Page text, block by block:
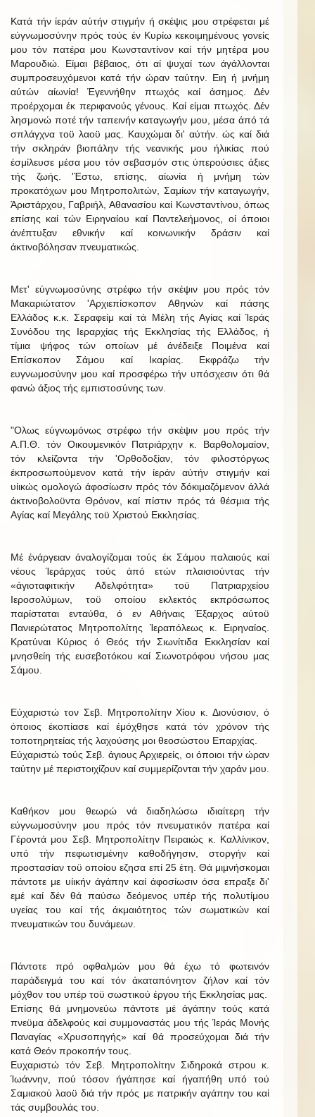
Κατά τήν ίεράν αύτήν στιγμήν ή σκέψις μου στρέφεται μέ
εύγνωμοσύνην πρός τούς έν Κυρίω κεκοιμημένους γονείς
μου τόν πατέρα μου Κωνσταντίνον καί τήν μητέρα μου
Μαρουδιώ. Είμαι βέβαιος, ότι αί ψυχαί των άγάλλονται
συμπροσευχόμενοι κατά τήν ώραν ταύτην. Ειη ή μνήμη
αύτών αίωνία! Έγεννήθην πτωχός καί άσημος. Δέν
προέρχομαι έκ περιφανούς γένους. Καί είμαι πτωχός. Δέν
λησμονώ ποτέ τήν ταπεινήν καταγωγήν μου, μέσα άπό τά
σπλάγχνα τοϋ λαοϋ μας. Καυχώμαι δι' αύτήν. ώς καί διά
τήν σκληράν βιοπάλην τής νεανικής μου ήλικίας πού
έσμίλευσε μέσα μου τόν σεβασμόν στις ύπερούσιες άξιες
τής ζωής. 'Έστω, επίσης, αίωνία ή μνήμη τών
προκατόχων μου Μητροπολιτών, Σαμίων τήν καταγωγήν,
Άριστάρχου, Γαβριήλ, Αθανασίου καί Κωνσταντίνου, όπως
επίσης καί τών Ειρηναίου καί Παντελεήμονος, οί όποιοι
άνέπτυξαν εθνικήν καί κοινωνικήν δράσιν καί
άκτινοβόλησαν πνευματικώς.
Μετ' εύγνωμοσύνης στρέφω τήν σκέψιν μου πρός τόν
Μακαριώτατον 'Αρχιεπίσκοπον Αθηνών καί πάσης
Ελλάδος κ.κ. Σεραφείμ καί τά Μέλη τής Αγίας καί Ίεράς
Συνόδου της Ιεραρχίας τής Εκκλησίας τής Ελλάδος, ή
τίμια ψήφος τών οποίων μέ άνέδειξε Ποιμένα καί
Επίσκοπον Σάμου καί Ικαρίας. Εκφράζω τήν
ευγνωμοσύνην μου καί προσφέρω τήν υπόσχεσιν ότι θά
φανώ άξιος τής εμπιστοσύνης των.
"Ολως εύγνωμόνως στρέφω τήν σκέψιν μου πρός τήν
Α.Π.Θ. τόν Οικουμενικόν Πατριάρχην κ. Βαρθολομαίον,
τόν κλείζοντα τήν 'Ορθοδοξίαν, τόν φιλοστόργως
έκπροσωπούμενον κατά τήν ίεράν αύτήν στιγμήν καί
υίικώς ομολογώ άφοσίωσιν πρός τόν δόκιμαζόμενον άλλά
άκτινοβολοϋντα Θρόνον, καί πίστιν πρός τά θέσμια τής
Αγίας καί Μεγάλης τοϋ Χριστού Εκκλησίας.
Μέ ένάργειαν άναλογίζομαι τούς έκ Σάμου παλαιούς καί
νέους Ίεράρχας τούς άπό ετών πλαισιούντας τήν
«άγιοταφιτικήν Αδελφότητα» τοϋ Πατριαρχείου
Ιεροσολύμων, τοϋ οποίου εκλεκτός εκπρόσωπος
παρίσταται ενταύθα, ό εν Αθήναις Έξαρχος αύτοϋ
Πανιερώτατος Μητροπολίτης Ίεραπόλεως κ. Ειρηναίος.
Κρατύναι Κύριος ό Θεός τήν Σιωνίτιδα Εκκλησίαν καί
μνησθείη τής ευσεβοτόκου καί Σιωνοτρόφου νήσου μας
Σάμου.
Εύχαριστώ τον Σεβ. Μητροπολίτην Χίου κ. Διονύσιον, ό
όποιος έκοπίασε καί έμόχθησε κατά τόν χρόνον τής
τοποτηρητείας τής λαχούσης μοι θεοσώστου Επαρχίας.
Εύχαριστώ τούς Σεβ. άγιους Αρχιερείς, οι όποιοι τήν ώραν
ταύτην μέ περιστοιχίζουν καί συμμερίζονται τήν χαράν μου.
Καθήκον μου θεωρώ νά διαδηλώσω ιδιαίτερη τήν
εύγνωμοσύνην μου πρός τόν πνευματικόν πατέρα καί
Γέροντά μου Σεβ. Μητροπολίτην Πειραιώς κ. Καλλίνικον,
υπό τήν πεφωτισμένην καθοδήγησιν, στοργήν καί
προστασίαν τοϋ οποίου εζησα επί 25 έτη. Θά μιμνήσκομαι
πάντοτε με υίικήν άγάπην καί άφοσίωσιν όσα επραξε δι'
εμέ καί δέν θά παύσω δεόμενος υπέρ τής πολυτίμου
υγείας του καί τής άκμαιότητος τών σωματικών καί
πνευματικών του δυνάμεων.
Πάντοτε πρό οφθαλμών μου θά έχω τό φωτεινόν
παράδειγμά του καί τόν άκαταπόνητον ζήλον καί τόν
μόχθον του υπέρ τοϋ σωστικού έργου τής Εκκλησίας μας.
Επίσης θά μνημονεύω πάντοτε μέ άγάπην τούς κατά
πνεϋμα άδελφούς καί συμμοναστάς μου τής Ίεράς Μονής
Παναγίας «Χρυσοπηγής» καί θά προσεύχομαι διά τήν
κατά Θεόν προκοπήν τους.
Ευχαριστώ τόν Σεβ. Μητροπολίτην Σιδηροκά στρου κ.
Ίωάννην, πού τόσον ήγάπησε καί ήγαπήθη υπό τού
Σαμιακού λαοϋ διά τήν πρός με πατρικήν αγάπην του καί
τάς συμβουλάς του.